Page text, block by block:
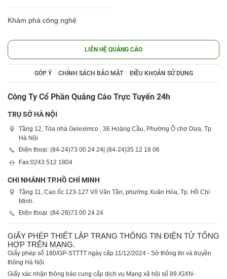
Khám phá công nghệ
LIÊN HỆ QUẢNG CÁO
GÓP Ý CHÍNH SÁCH BẢO MẬT ĐIỀU KHOẢN SỬ DỤNG
Công Ty Cổ Phần Quảng Cáo Trực Tuyến 24h
TRỤ SỞ HÀ NỘI
Tầng 12, Tòa nhà Geleximco , 36 Hoàng Cầu, Phường Ô chợ Dừa, Tp.
Hà Nội
Điện thoại: (84-24)73 00 24 24| (84-24)35 12 18 06
Fax:0243 512 1804
CHI NHÁNH TP.HỒ CHÍ MINH
Tầng 11, Cao ốc 123-127 Võ Văn Tần, phường Xuân Hòa, Tp. Hồ Chí
Minh.
Điện thoại: (84-28)73 00 24 24
GIẤY PHÉP THIẾT LẬP TRANG THÔNG TIN ĐIỆN TỬ TỔNG
HỢP TRÊN MẠNG.
Giấy phép số 180/GP-STTTT ngày cấp 11/12/2024 - Sở thông tin và truyền
thông Hà Nội.
Giấy xác nhận thông báo cung cấp dịch vụ Mạng xã hội số 89 /GXN-